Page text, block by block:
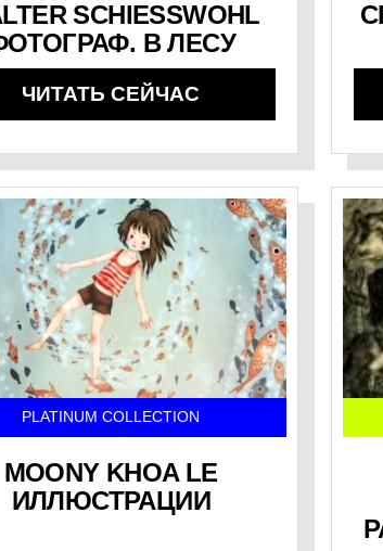
SCHIESSWOHL
В ЛЕСУ
ЧИТАТЬ СЕЙЧАС
PLATINUM COLLECTION
MOONY KHOA LE
ИЛЛЮСТРАЦИИ